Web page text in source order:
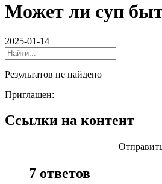
Может ли суп
2025-01-14
Результатов не найдено
Приглашен:
Ссылки на контент
7 ответов